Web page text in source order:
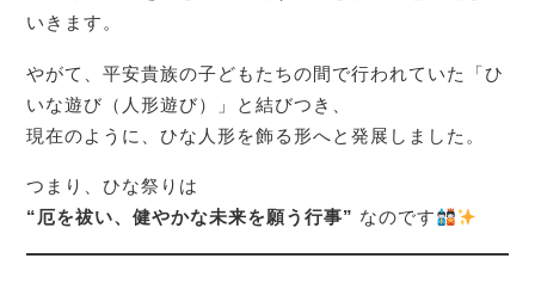
いきます。
やがて、平安貴族の子どもたちの間で行われていた「ひ
いな遊び（人形遊び）」と結びつき、
現在のように、ひな人形を飾る形へと発展しました。
つまり、ひな祭りは
“厄を祓い、健やかな未来を願う行事” なのです